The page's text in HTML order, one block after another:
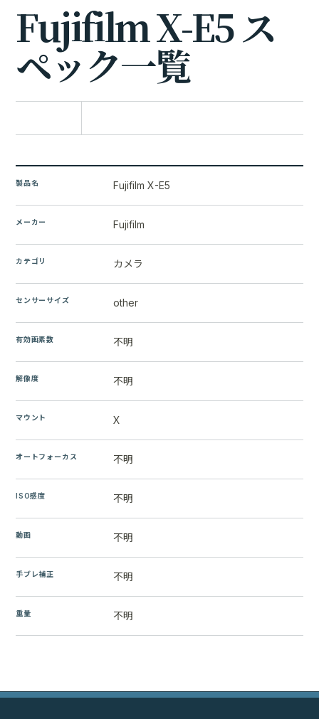
FujifilmX-E5ス
ペック一覧
製品名 Fujifilm X-E5
メーカー Fujifilm
カテゴリ カメラ
センサーサイズ other
有効画素数 不明
解像度 不明
マウント X
オートフォーカス 不明
ISO感度 不明
動画 不明
手ブレ補正 不明
重量 不明